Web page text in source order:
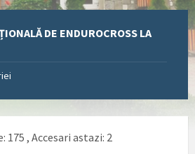
DE ENDUROCROSS LA
175, Accesari astazi: 2